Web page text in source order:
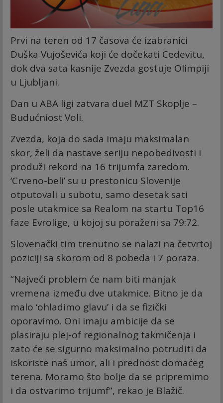
Prvi na teren od 17 časova će izabranici
Duška Vujoševića koji će dočekati Cedevitu,
dok dva sata kasnije Zvezda gostuje Olimpiji
u Ljubljani.
Dan u ABA ligi zatvara duel MZT Skoplje –
Budućniost Voli.
Zvezda, koja do sada imaju maksimalan
skor, želi da nastave seriju nepobedivosti i
produži rekord na 16 trijumfa zaredom.
‘Crveno-beli’ su u prestonicu Slovenije
otputovali u subotu, samo desetak sati
posle utakmice sa Realom na startu Top16
faze Evrolige, u kojoj su poraženi sa 79:72.
Slovenački tim trenutno se nalazi na četvrtoj
poziciji sa skorom od 8 pobeda i 7 poraza.
“Najveći problem će nam biti manjak
vremena između dve utakmice. Bitno je da
malo ‘ohladimo glavu’ i da se fizički
oporavimo. Oni imaju ambicije da se
plasiraju plej-of regionalnog takmičenja i
zato će se sigurno maksimalno potruditi da
iskoriste naš umor, ali i prednost domaćeg
terena. Moramo što bolje da se pripremimo
i da ostvarimo trijumf”, rekao je Blažič.